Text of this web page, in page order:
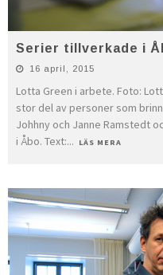
Serier tillverkade i
16 april, 2015
Lotta Green i arbete. Foto:
stor del av personer som
Johhny och Janne Ramstedt
i Åbo. Text:... LÄS MERA